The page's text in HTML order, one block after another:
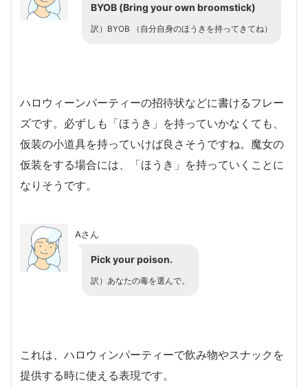
BYOB (Bring your own broomstick)
訳）BYOB （自分自身のほうきを持ってきてね）
ハロウィーンパーティーの招待状などに書けるフレー
ズです。必ずしも「ほうき」を持っていかなくても、
仮装の小道具を持っていけば良さそうですね。魔女の
仮装をする場合には、「ほうき」を持っていくことに
なりそうです。
Aさん
Pick your poison.
訳）あなたの毒を選んで。
これは、ハロウィンパーティーで飲み物やスナックを
提供する時に使える表現です。